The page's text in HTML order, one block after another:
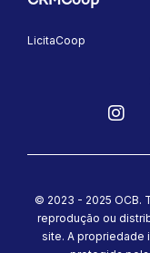
LicitaCoop
© 2023 - 2025 OCB.
reprodução ou
site. A propriedade